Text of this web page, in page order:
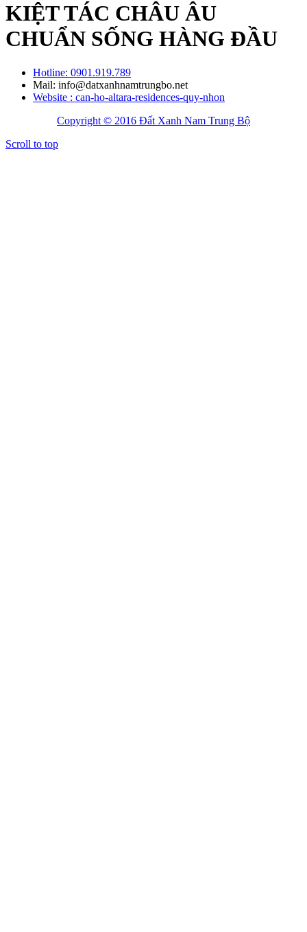
KIỆT TÁC CHÂU ÂU
CHUẨN SỐNG HÀNG ĐẦU
Hotline: 0901.919.789
Mail: info@datxanhnamtrungbo.net
Website : can-ho-altara-residences-quy-nhon
Copyright © 2016 Đất Xanh Nam Trung Bộ
Scroll to top